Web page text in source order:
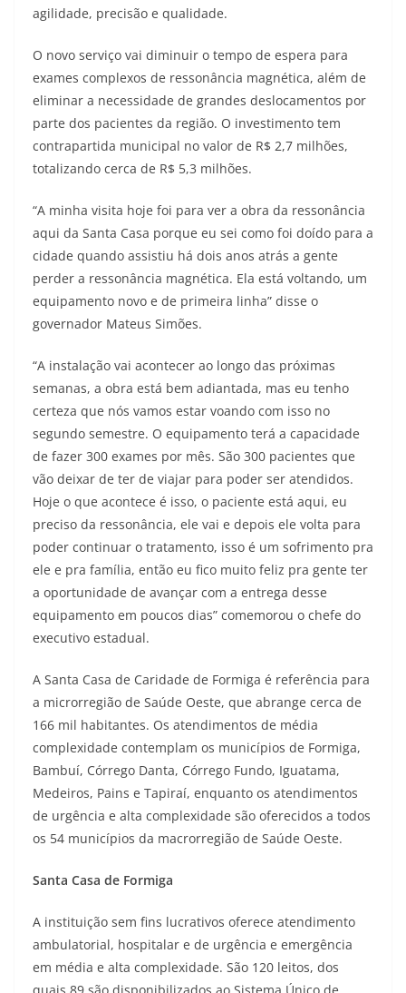
agilidade, precisão e qualidade.
O novo serviço vai diminuir o tempo de espera para
exames complexos de ressonância magnética, além de
eliminar a necessidade de grandes deslocamentos por
parte dos pacientes da região. O investimento tem
contrapartida municipal no valor de R$ 2,7 milhões,
totalizando cerca de R$ 5,3 milhões.
“A minha visita hoje foi para ver a obra da ressonância
aqui da Santa Casa porque eu sei como foi doído para a
cidade quando assistiu há dois anos atrás a gente
perder a ressonância magnética. Ela está voltando, um
equipamento novo e de primeira linha” disse o
governador Mateus Simões.
“A instalação vai acontecer ao longo das próximas
semanas, a obra está bem adiantada, mas eu tenho
certeza que nós vamos estar voando com isso no
segundo semestre. O equipamento terá a capacidade
de fazer 300 exames por mês. São 300 pacientes que
vão deixar de ter de viajar para poder ser atendidos.
Hoje o que acontece é isso, o paciente está aqui, eu
preciso da ressonância, ele vai e depois ele volta para
poder continuar o tratamento, isso é um sofrimento pra
ele e pra família, então eu fico muito feliz pra gente ter
a oportunidade de avançar com a entrega desse
equipamento em poucos dias” comemorou o chefe do
executivo estadual.
A Santa Casa de Caridade de Formiga é referência para
a microrregião de Saúde Oeste, que abrange cerca de
166 mil habitantes. Os atendimentos de média
complexidade contemplam os municípios de Formiga,
Bambuí, Córrego Danta, Córrego Fundo, Iguatama,
Medeiros, Pains e Tapiraí, enquanto os atendimentos
de urgência e alta complexidade são oferecidos a todos
os 54 municípios da macrorregião de Saúde Oeste.
Santa Casa de Formiga
A instituição sem fins lucrativos oferece atendimento
ambulatorial, hospitalar e de urgência e emergência
em média e alta complexidade. São 120 leitos, dos